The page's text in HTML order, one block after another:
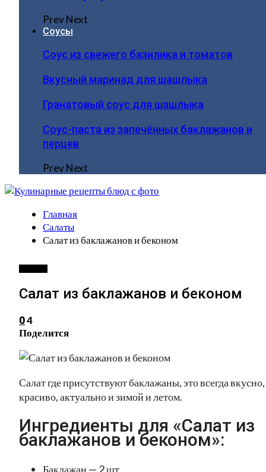
PrevNext
Соусы
Соус из свежего базилика и томатов
Вкусный маринад для шашлыка
Гранатовый соус для шашлыка
Соус-паста из запечённых баклажанов и
перцев
PrevNext
Главная
Салаты
Салат из баклажанов и беконом
Салат из баклажанов и беконом
04
Поделится
Салат где присутствуют баклажаны, это всегда вкусно,
красиво, актуально и зимой и летом.
Ингредиенты для «Салат из
баклажанов и беконом»:
Баклажан — 2 шт